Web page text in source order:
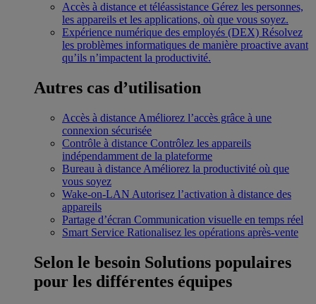
Accès à distance et téléassistance Gérez les personnes,
les appareils et les applications, où que vous soyez.
Expérience numérique des employés (DEX) Résolvez
les problèmes informatiques de manière proactive avant
qu’ils n’impactent la productivité.
Autres cas d’utilisation
Accès à distance Améliorez l’accès grâce à une
connexion sécurisée
Contrôle à distance Contrôlez les appareils
indépendamment de la plateforme
Bureau à distance Améliorez la productivité où que
vous soyez
Wake-on-LAN Autorisez l’activation à distance des
appareils
Partage d’écran Communication visuelle en temps réel
Smart Service Rationalisez les opérations après-vente
Selon le besoin Solutions populaires
pour les différentes équipes